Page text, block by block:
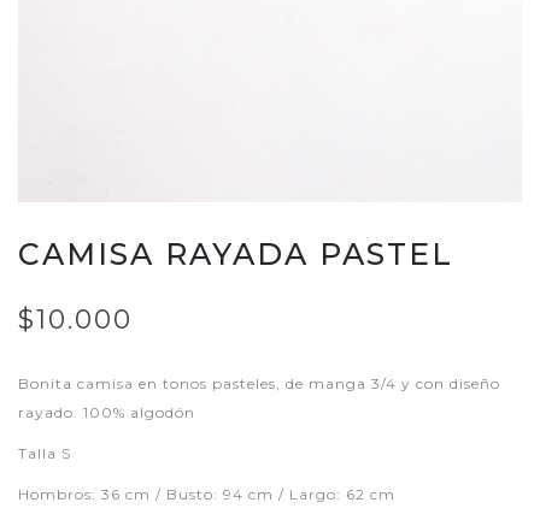
CAMISA RAYADA PASTEL
$10.000
Bonita camisa en tonos pasteles, de manga 3/4 y con diseño
rayado. 100% algodón
Talla S
Hombros: 36 cm / Busto: 94 cm / Largo: 62 cm